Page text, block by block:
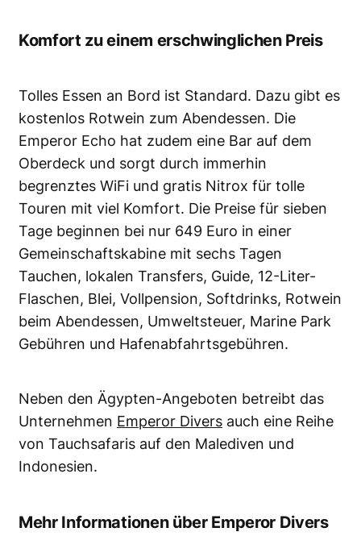
Komfort zu einem erschwinglichen Preis
Tolles Essen an Bord ist Standard. Dazu gibt es
kostenlos Rotwein zum Abendessen. Die
Emperor Echo hat zudem eine Bar auf dem
Oberdeck und sorgt durch immerhin
begrenztes WiFi und gratis Nitrox für tolle
Touren mit viel Komfort. Die Preise für sieben
Tage beginnen bei nur 649 Euro in einer
Gemeinschaftskabine mit sechs Tagen
Tauchen, lokalen Transfers, Guide, 12-Liter-
Flaschen, Blei, Vollpension, Softdrinks, Rotwein
beim Abendessen, Umweltsteuer, Marine Park
Gebühren und Hafenabfahrtsgebühren.
Neben den Ägypten-Angeboten betreibt das
Unternehmen Emperor Divers auch eine Reihe
von Tauchsafaris auf den Malediven und
Indonesien.
Mehr Informationen über Emperor Divers